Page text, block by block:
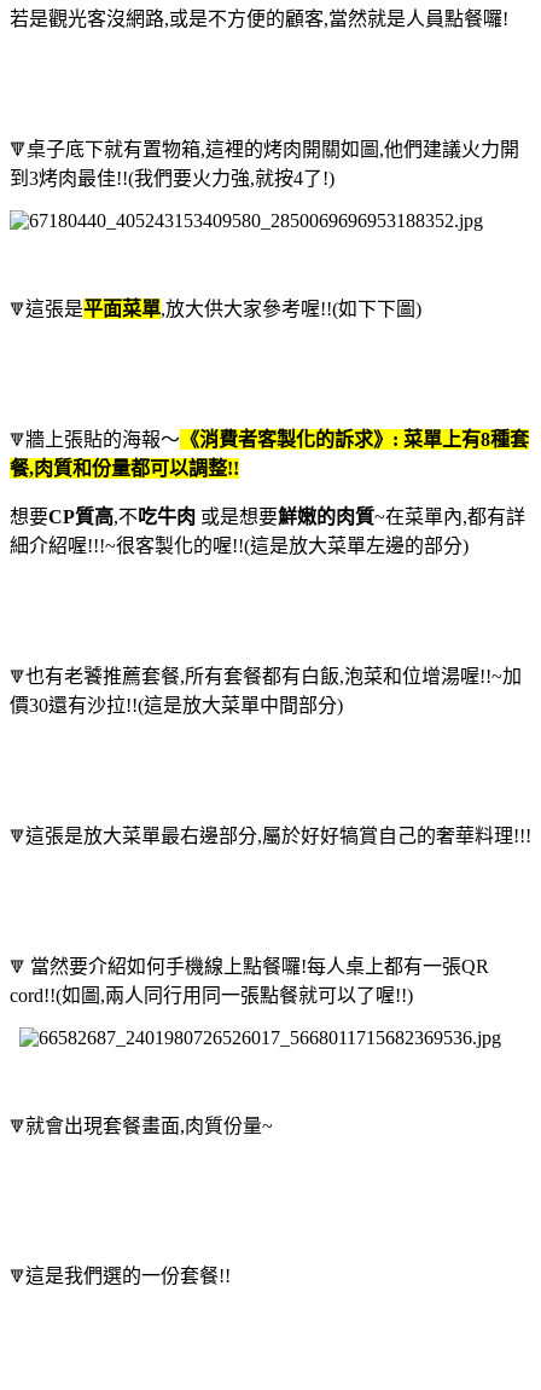
若是觀光客沒網路,或是不方便的顧客,當然就是人員點餐囉!
🔻桌子底下就有置物箱,這裡的烤肉開關如圖,他們建議火力開
到3烤肉最佳!!(我們要火力強,就按4了!)
🔻這張是平面菜單,放大供大家參考喔!!(如下下圖)
🔻牆上張貼的海報～ 《消費者客製化的訴求》: 菜單上有8種套
餐,肉質和份量都可以調整!!
想要CP質高,不吃牛肉 或是想要鮮嫩的肉質~在菜單內,都有詳
細介紹喔!!!~很客製化的喔!!(這是放大菜單左邊的部分)
🔻也有老饕推薦套餐,所有套餐都有白飯,泡菜和位增湯喔!!~加
價30還有沙拉!!(這是放大菜單中間部分)
🔻這張是放大菜單最右邊部分,屬於好好犒賞自己的奢華料理!!!
🔻 當然要介紹如何手機線上點餐囉!每人桌上都有一張QR
cord!!(如圖,兩人同行用同一張點餐就可以了喔!!)
🔻就會出現套餐畫面,肉質份量~
🔻這是我們選的一份套餐!!